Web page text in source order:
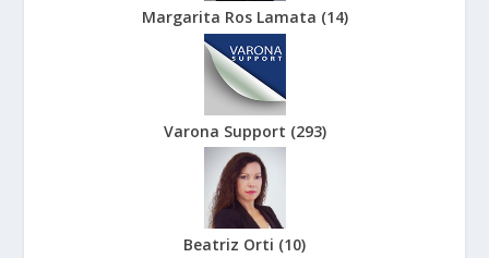
Margarita Ros Lamata (14)
Varona Support (293)
Beatriz Orti (10)